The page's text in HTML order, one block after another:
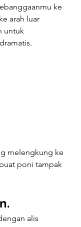
ke
arah luar
untuk
melengkung ke
poni tampak
alis